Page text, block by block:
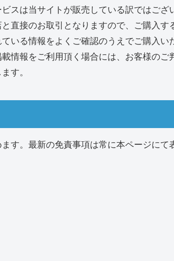
スは当サイトが販売している訳ではござ
直接のお取引となりますので、ご購入す
いる情報をよくご確認のうえでご購入い
情報をご利用頂く場合には、お客様のご
す。
す。最新の免責事項は常に本ページにて